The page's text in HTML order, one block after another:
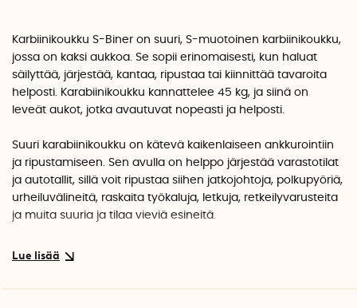
Karbiinikoukku S-Biner on suuri, S-muotoinen karbiinikoukku,
jossa on kaksi aukkoa. Se sopii erinomaisesti, kun haluat
säilyttää, järjestää, kantaa, ripustaa tai kiinnittää tavaroita
helposti. Karabiinikoukku kannattelee 45 kg, ja siinä on
leveät aukot, jotka avautuvat nopeasti ja helposti.
Suuri karabiinikoukku on kätevä kaikenlaiseen ankkurointiin
ja ripustamiseen. Sen avulla on helppo järjestää varastotilat
ja autotallit, sillä voit ripustaa siihen jatkojohtoja, polkupyöriä,
urheiluvälineitä, raskaita työkaluja, letkuja, retkeilyvarusteita
ja muita suuria ja tilaa vieviä esineitä.
Karabiinikoukkua voidaan käyttää myös kahvana